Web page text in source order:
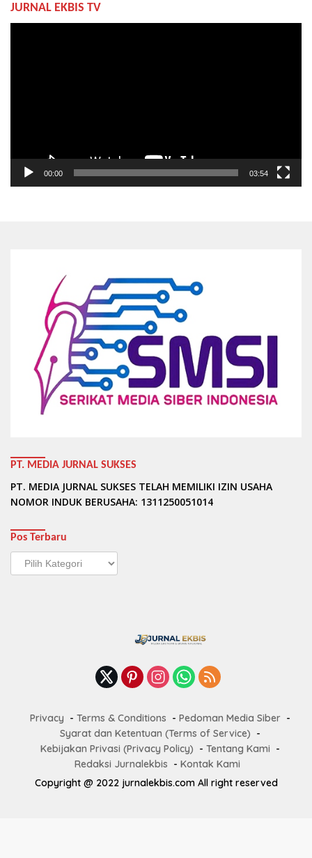
JURNAL EKBIS TV
00:00 03:54
PT. MEDIA JURNAL SUKSES
PT. MEDIA JURNAL SUKSES TELAH MEMILIKI IZIN USAHA
NOMOR INDUK BERUSAHA: 1311250051014
Pos Terbaru
Pos
Terbaru
Privacy Terms & Conditions
Pedoman Media Siber
Syarat dan Ketentuan (Terms of Service)
Kebijakan Privasi (Privacy Policy)
Tentang Kami
Redaksi Jurnalekbis
Kontak Kami
Copyright @ 2022 jurnalekbis.com All right reserved